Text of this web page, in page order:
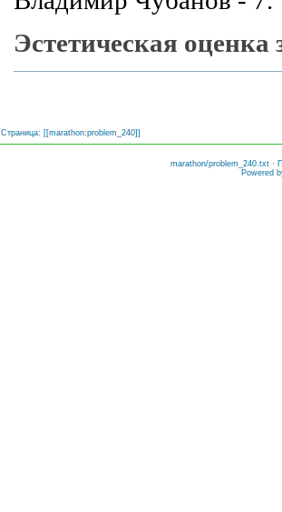
Эстетическая оценка
Страница: [[marathon:problem_240]]
marathon/problem_240.txt ·
Powered